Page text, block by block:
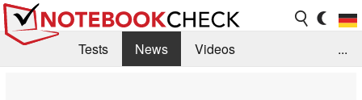
Tests News
Videos
...